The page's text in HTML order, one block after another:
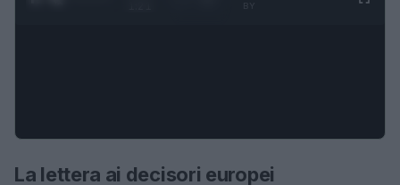
La lettera ai decisori europei